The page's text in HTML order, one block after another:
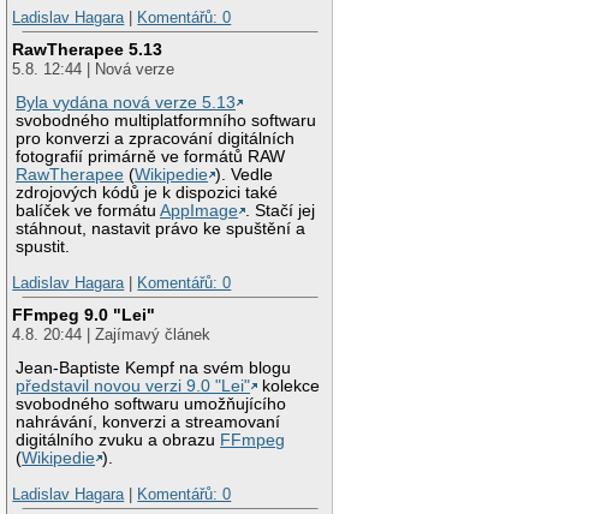
Ladislav Hagara| Komentářů: 0
RawTherapee 5.13
5.8. 12:44 | Nová verze
Byla vydána nová verze 5.13
svobodného multiplatformního softwaru
pro konverzi a zpracování digitálních
fotografií primárně ve formátů RAW
RawTherapee (Wikipedie ). Vedle
zdrojových kódů je k dispozici také
balíček ve formátuAppImage . Stačí jej
stáhnout, nastavit právo ke spuštění a
spustit.
Ladislav Hagara| Komentářů: 0
FFmpeg 9.0 "Lei"
4.8. 20:44 | Zajímavý článek
Jean-Baptiste Kempf na svém blogu
představil novou verzi 9.0 "Lei"
kolekce
svobodného softwaru umožňujícího
nahrávání, konverzi a streamovaní
digitálního zvuku a obrazu FFmpeg
(Wikipedie ).
Ladislav Hagara| Komentářů: 0